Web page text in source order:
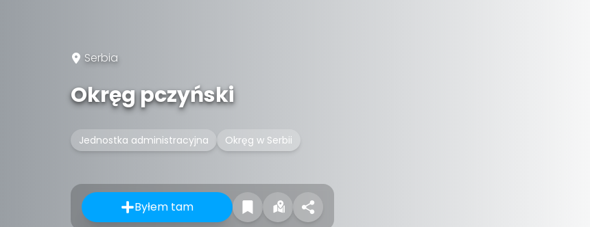
Serbia
Okręg pczyński
Jednostka administracyjna Okręg w Serbii
Byłem tam